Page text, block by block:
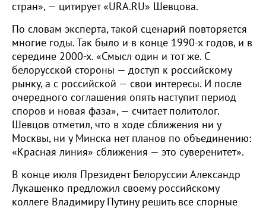
стран», — цитирует «URA.RU» Шевцова.
По словам эксперта, такой сценарий повторяется
многие годы. Так было и в конце 1990-х годов, и в
середине 2000-х. «Смысл один и тот же. С
белорусской стороны — доступ к российскому
рынку, а с российской — свои интересы. И после
очередного соглашения опять наступит период
споров и новая фаза», — считает политолог.
Шевцов отметил, что в ходе сближения ни у
Москвы, ни у Минска нет планов по объединению:
«Красная линия» сближения — это суверенитет».
В конце июля Президент Белоруссии Александр
Лукашенко предложил своему российскому
коллеге Владимиру Путину решить все спорные